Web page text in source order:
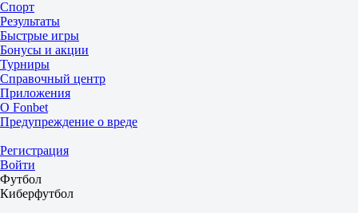
Спорт
Результаты
Быстрые игры
Бонусы и акции
Турниры
Справочный центр
Приложения
О Fonbet
Предупреждение о вреде
Регистрация
Войти
Футбол
Киберфутбол